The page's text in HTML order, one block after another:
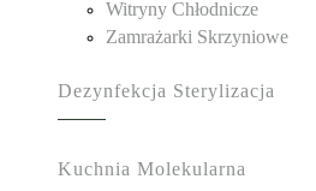
Witryny Chłodnicze
Zamrażarki Skrzyniowe
Dezynfekcja Sterylizacja
Kuchnia Molekularna